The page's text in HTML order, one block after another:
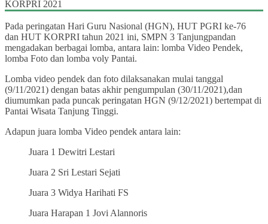
Pada peringatan Hari Guru Nasional (HGN), HUT PGRI ke-76
dan HUT KORPRI tahun 2021 ini, SMPN 3 Tanjungpandan
mengadakan berbagai lomba, antara lain: lomba Video Pendek,
lomba Foto dan lomba voly Pantai.
Lomba video pendek dan foto dilaksanakan mulai tanggal
(9/11/2021) dengan batas akhir pengumpulan (30/11/2021),dan
diumumkan pada puncak peringatan HGN (9/12/2021) bertempat di
Pantai Wisata Tanjung Tinggi.
Adapun juara lomba Video pendek antara lain:
Juara 1 Dewitri Lestari
Juara 2 Sri Lestari Sejati
Juara 3 Widya Harihati FS
Juara Harapan 1 Jovi Alannoris